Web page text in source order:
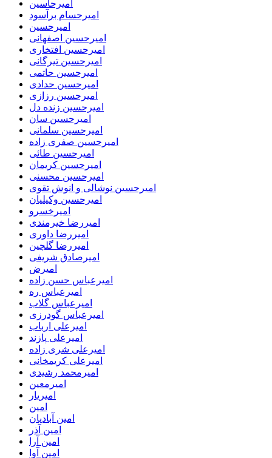
امیرحاسین
امیرحسام برآسود
امیرحسین
امیرحسین اصفهانی
امیرحسین افتخاری
امیرحسین تیرگانی
امیرحسین حاتمی
امیرحسین حدادی
امیرحسین رزازی
امیرحسین زنده دل
امیرحسین سان
امیرحسین سلمانی
امیرحسین صفری زاده
امیرحسین طائی
امیرحسین کریمان
امیرحسین محسنی
امیرحسین نوشالی و انوش تقوی
امیرحسین وکیلیان
امیرخسرو
امیررضا خیرمندی
امیررضا داوری
امیررضا گلچین
امیرصادق شریفی
امیرض
امیرعباس حسن زاده
امیرعباس ره
امیرعباس گلاب
امیرعباس گودرزی
امیرعلی ارباب
امیرعلی پازند
امیرعلی شری زاده
امیرعلی کریمخانی
امیرمحمد رشیدی
امیرمعین
امیریار
امین
امین آبادیان
امین آذر
امین آرا
امین آوا